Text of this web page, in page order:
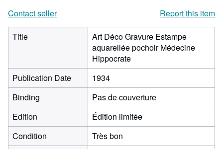
Contact seller
Report this item
Title
Art Déco Gravure Estampe
aquarellée pochoir Médecine
Hippocrate
Publication Date
1934
Binding
Pas de couverture
Edition
Édition limitée
Condition
Très bon